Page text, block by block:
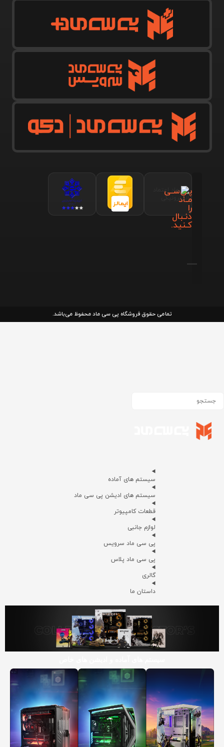
پـی‌سـی
مـاد
را
دنـبال
کـنید.
تمامی حقوق فروشگاه پی سی ماد محفوظ می‌باشد.
سیستم های آماده
سیستم های ادیشن پی سی ماد
قطعات کامپیوتر
لوازم جانبی
پی سی ماد سرویس
پی سی ماد پلاس
گالری
داستان ما